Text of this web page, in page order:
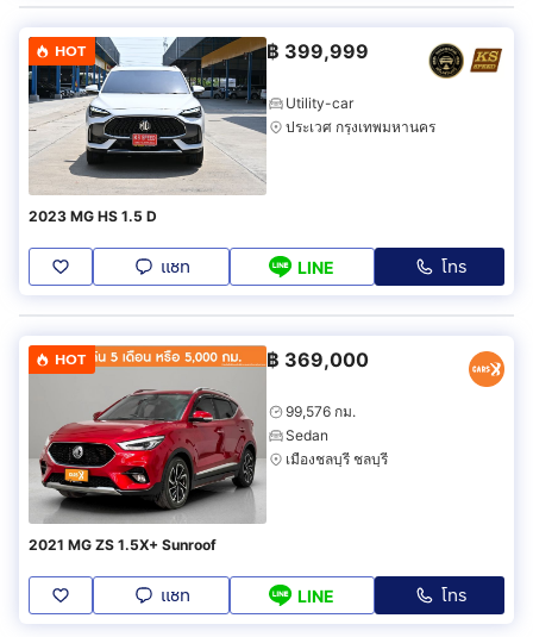
HOT ฿ 399,999
Utility-car
ประเวศ กรุงเทพมหานคร
2023 MG HS 1.5 D
แชท LINE โทร
HOT ฿ 369,000
99,576 กม.
Sedan
เมืองชลบุรี ชลบุรี
2021 MG ZS 1.5X+ Sunroof
แชท LINE โทร